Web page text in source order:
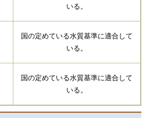
いる。
国の定めている水質基準に適合して
いる。
国の定めている水質基準に適合して
いる。